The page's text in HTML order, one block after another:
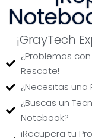
¡GrayTech
¿Problemas
Rescate!
¿Necesitas una
¿Buscas un
Notebook?
¡Recupera tu